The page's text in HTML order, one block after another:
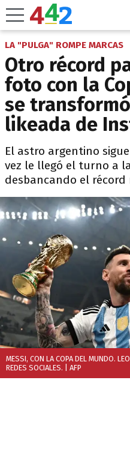
LA "PULGA" ROMPE MARCAS
Otro récord
foto con la
se
likeada de
El astro argentino
vez le llegó el turno a
desbancando el
MESSI, CON LA COPA DEL MUNDO.
REDES SOCIALES. | AFP